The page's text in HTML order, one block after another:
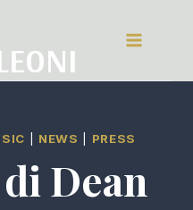
NEWS PRESS
Dean